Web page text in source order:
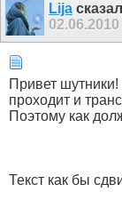
Lija
02.06.2010
Привет
проходит и
Поэтому как
Текст как бы